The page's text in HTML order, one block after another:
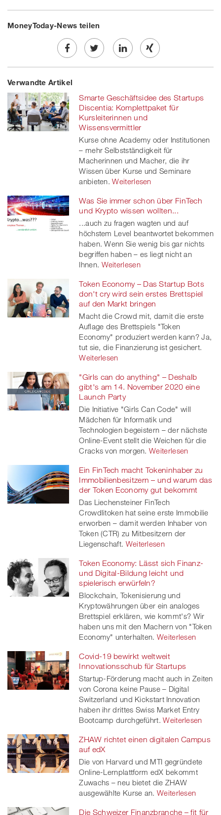
MoneyToday-News teilen
Share
on
Facebook
Twe
on
twitt
er
Share
linkedin
Share
Xing
Verwandte Artikel
Smarte Geschäftsidee des Startups
Discentia: Komplettpaket für
Kursleiterinnen und
Wissensvermittler
Kurse ohne Academy oder Institutionen
– mehr Selbstständigkeit für
Macherinnen und Macher, die ihr
Wissen über Kurse und Seminare
anbieten. Weiterlesen
Was Sie immer schon über FinTech
und Krypto wissen wollten...
...auch zu fragen wagten und auf
höchstem Level beantwortet bekommen
haben. Wenn Sie wenig bis gar nichts
begriffen haben – es liegt nicht an
Ihnen. Weiterlesen
Token Economy – Das Startup Bots
don't cry wird sein erstes Brettspiel
auf den Markt bringen
Macht die Crowd mit, damit die erste
Auflage des Brettspiels "Token
Economy" produziert werden kann? Ja,
tut sie, die Finanzierung ist gesichert.
Weiterlesen
"Girls can do anything" – Deshalb
gibt's am 14. November 2020 eine
Launch Party
Die Initiative "Girls Can Code" will
Mädchen für Informatik und
Technologien begeistern – der nächste
Online-Event stellt die Weichen für die
Cracks von morgen. Weiterlesen
Ein FinTech macht Tokeninhaber zu
Immobilienbesitzern – und warum das
der Token Economy gut bekommt
Das Liechensteiner FinTech
Crowdlitoken hat seine erste Immobilie
erworben – damit werden Inhaber von
Token (CTR) zu Mitbesitzern der
Liegenschaft. Weiterlesen
Token Economy: Lässt sich Finanz-
und Digital-Bildung leicht und
spielerisch erwürfeln?
Blockchain, Tokenisierung und
Kryptowährungen über ein analoges
Brettspiel erklären, wie kommt's? Wir
haben uns mit den Machern von "Token
Economy" unterhalten. Weiterlesen
Covid-19 bewirkt weltweit
Innovationsschub für Startups
Startup-Förderung macht auch in Zeiten
von Corona keine Pause – Digital
Switzerland und Kickstart Innovation
haben ihr drittes Swiss Market Entry
Bootcamp durchgeführt. Weiterlesen
ZHAW richtet einen digitalen Campus
auf edX
Die von Harvard und MTI gegründete
Online-Lernplattform edX bekommt
Zuwachs – neu bietet die ZHAW
ausgewählte Kurse an. Weiterlesen
Die Schweizer Finanzbranche – fit für